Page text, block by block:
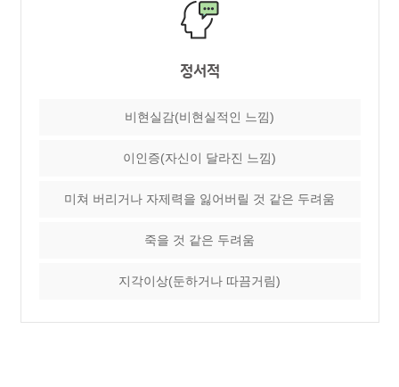
정서적
비현실감(비현실적인 느낌)
이인증(자신이 달라진 느낌)
미쳐 버리거나 자제력을 잃어버릴 것 같은 두려움
죽을 것 같은 두려움
지각이상(둔하거나 따끔거림)